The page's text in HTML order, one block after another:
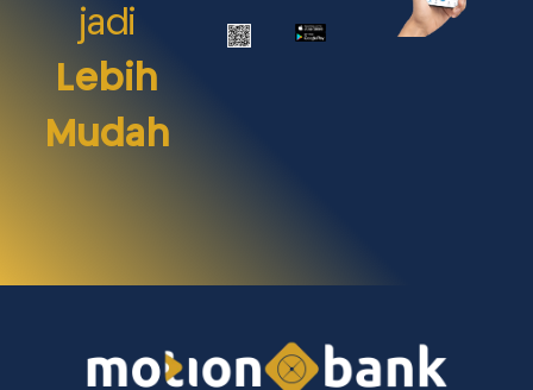
jadi
Lebih
Mudah